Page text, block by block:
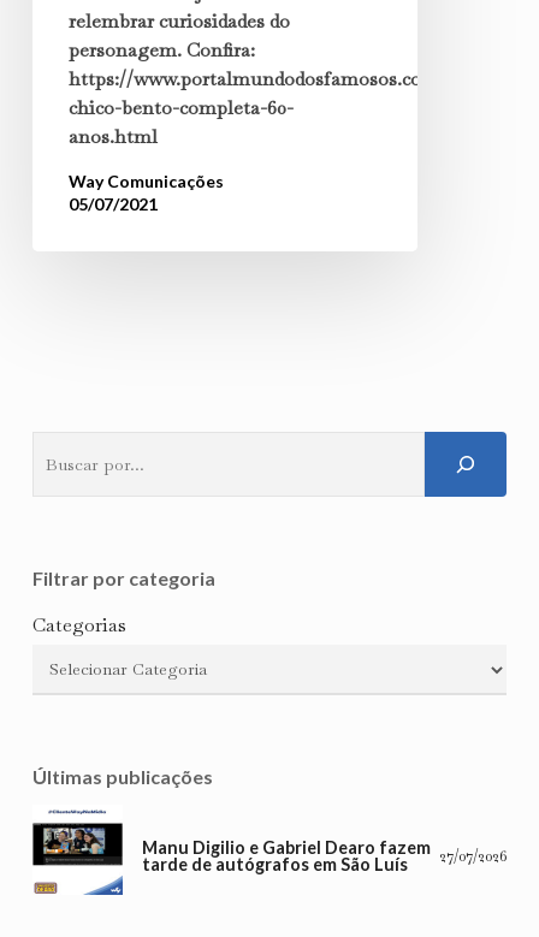
anos
relembrar curiosidades do
personagem. Confira:
https://www.portalmundodosfamosos.com/2021/07/
chico-bento-completa-60-
anos.html
Way Comunicações
05/07/2021
Filtrar por categoria
Categorias
Últimas publicações
Manu Digilio e Gabriel Dearo fazem
tarde de autógrafos em São Luís
27/07/2026